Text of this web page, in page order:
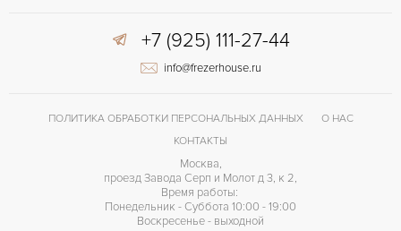
Быстрый перевод даты, Люминесцентные стрелки, Хронометр,
+7 (925) 111-27-44
info@frezerhouse.ru
ПОЛИТИКА ОБРАБОТКИ ПЕРСОНАЛЬНЫХ ДАННЫХ
О НАС
КОНТАКТЫ
Москва,
проезд Завода Серп и Молот д 3, к 2,
Время работы:
Понедельник - Суббота 10:00 - 19:00
Воскресенье - выходной